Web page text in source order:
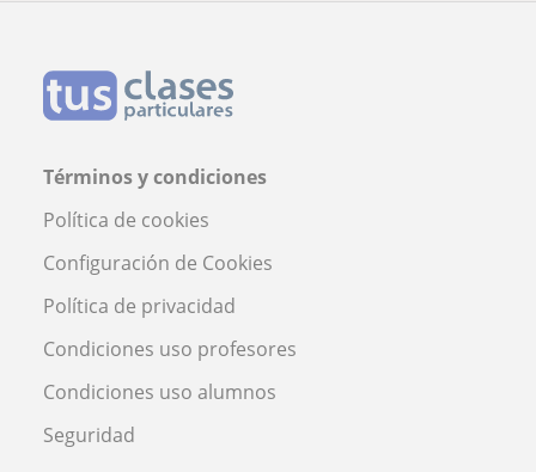
Términos y condiciones
Política de cookies
Configuración de Cookies
Política de privacidad
Condiciones uso profesores
Condiciones uso alumnos
Seguridad